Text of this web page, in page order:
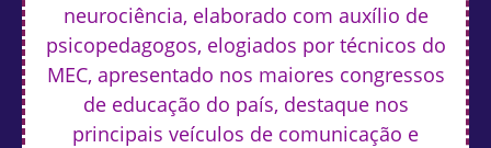
neurociência, elaborado com auxílio de
psicopedagogos, elogiados por técnicos do
MEC, apresentado nos maiores congressos
de educação do país, destaque nos
principais veículos de comunicação e